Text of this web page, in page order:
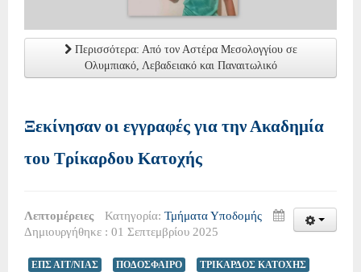
Περισσότερα: Από τον Αστέρα Μεσολογγίου σε
Ολυμπιακό, Λεβαδειακό και Παναιτωλικό
Ξεκίνησαν οι εγγραφές για την Ακαδημία
του Τρίκαρδου Κατοχής
Λεπτομέρειες Κατηγορία: Τμήματα Υποδομής
Δημιουργήθηκε : 01 Σεπτεμβρίου 2025
ΕΠΣ ΑΙΤ/ΝΙΑΣ ΠΟΔΟΣΦΑΙΡΟ
ΤΡΙΚΑΡΔΟΣ ΚΑΤΟΧΗΣ